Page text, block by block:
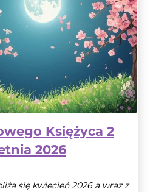
Księżyca 2
2026
się kwiecień 2026 a wraz z